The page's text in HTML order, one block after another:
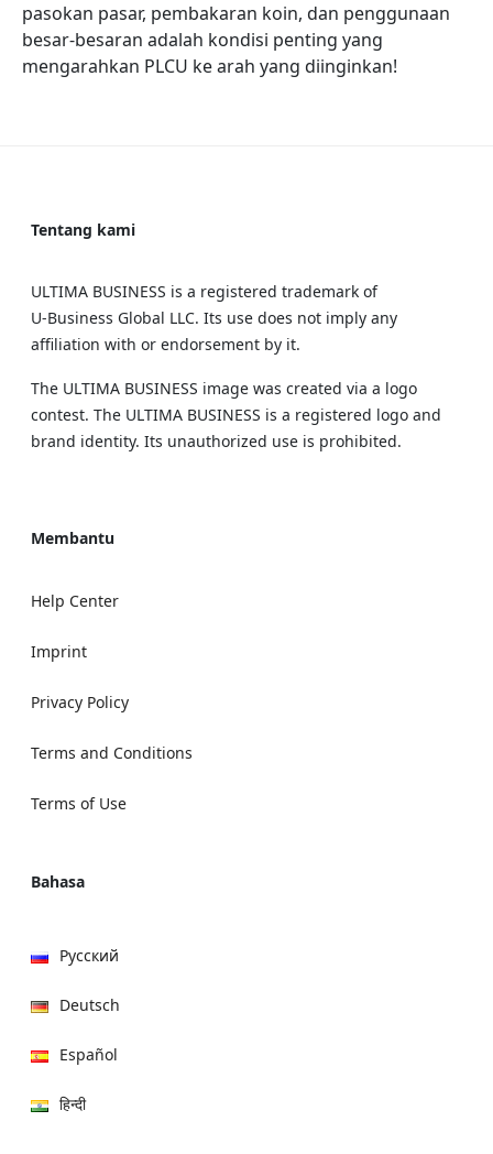
pasokan pasar, pembakaran koin, dan penggunaan
besar-besaran adalah kondisi penting yang
mengarahkan PLCU ke arah yang diinginkan!
Tentang kami
ULTIMA BUSINESS is a registered trademark of
U‑Business Global LLC. Its use does not imply any
affiliation with or endorsement by it.
The ULTIMA BUSINESS image was created via a logo
contest. The ULTIMA BUSINESS is a registered logo and
brand identity. Its unauthorized use is prohibited.
Membantu
Help Center
Imprint
Privacy Policy
Terms and Conditions
Terms of Use
Bahasa
Русский
Deutsch
Español
हिन्दी